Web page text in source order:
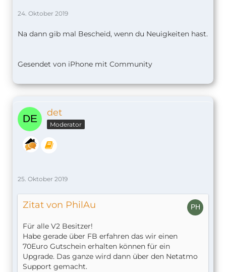
24. Oktober 2019
Na dann gib mal Bescheid, wenn du Neuigkeiten hast.
Gesendet von iPhone mit Community
det
Moderator
25. Oktober 2019
Zitat von PhilAu
Für alle V2 Besitzer!
Habe gerade über FB erfahren das wir einen
70Euro Gutschein erhalten können für ein
Upgrade. Das ganze wird dann über den Netatmo
Support gemacht.